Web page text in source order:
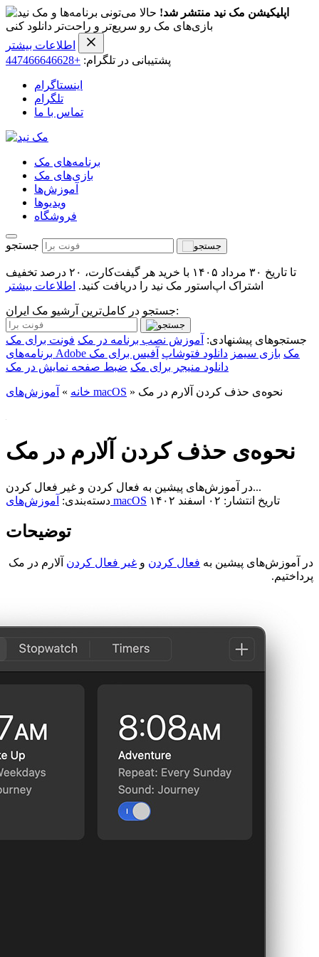
اپلیکیشن مک نید منتشر شد! حالا می‌تونی برنامه‌ها و
بازی‌های مک رو سریع‌تر و راحت‌تر دانلود کنی
اطلاعات بیشتر
پشتیبانی در تلگرام: +447466646628
اینستاگرام
تلگرام
تماس با ما
برنامه‌های مک
بازی‌های مک
آموزش‌ها
ویدیو‌ها
فروشگاه
جستجو
تا تاریخ ۳۰ مرداد ۱۴۰۵ با خرید هر گیفت‌کارت، ۲۰ درصد تخفیف
اشتراک اپ‌استور مک نید را دریافت کنید. اطلاعات بیشتر
جستجو در کامل‌ترین آرشیو مک ایران:
جستجوهای پیشنهادی: آموزش نصب برنامه در مک فونت برای مک
برنامه‌های Adobe مک بازی سیمز دانلود فتوشاپ آفیس برای مک
دانلود منیجر برای مک ضبط صفحه نمایش در مک
خانه » آموزش‌های macOS » نحوه‌ی حذف کردن آلارم در مک
نحوه‌ی حذف کردن آلارم در مک
در آموزش‌های پیشین به فعال کردن و غیر فعال کردن...
دسته‌بندی: آموزش‌های macOS تاریخ انتشار: ۰۲ اسفند ۱۴۰۲
توضیحات
در آموزش‌های پیشین به فعال کردن و غیر فعال کردن آلارم در مک
پرداختیم.